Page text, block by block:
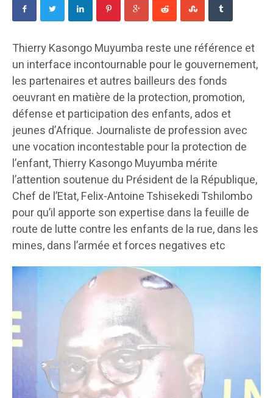
Thierry Kasongo Muyumba reste une référence et
un interface incontournable pour le gouvernement,
les partenaires et autres bailleurs des fonds
oeuvrant en matière de la protection, promotion,
défense et participation des enfants, ados et
jeunes d’Afrique. Journaliste de profession avec
une vocation incontestable pour la protection de
l’enfant, Thierry Kasongo Muyumba mérite
l’attention soutenue du Président de la République,
Chef de l’Etat, Felix-Antoine Tshisekedi Tshilombo
pour qu’il apporte son expertise dans la feuille de
route de lutte contre les enfants de la rue, dans les
mines, dans l’armée et forces negatives etc